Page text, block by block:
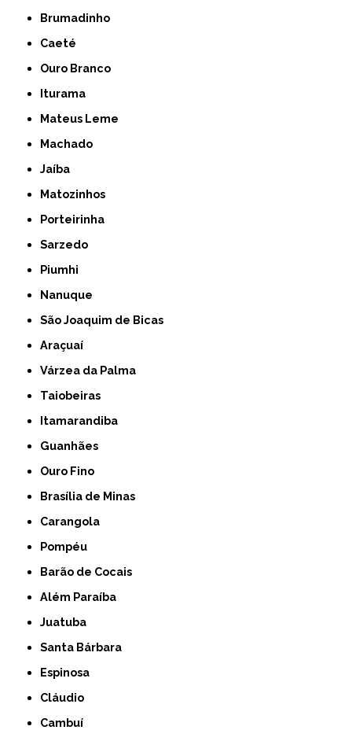
Brumadinho
Caeté
Ouro Branco
Iturama
Mateus Leme
Machado
Jaíba
Matozinhos
Porteirinha
Sarzedo
Piumhi
Nanuque
São Joaquim de Bicas
Araçuaí
Várzea da Palma
Taiobeiras
Itamarandiba
Guanhães
Ouro Fino
Brasília de Minas
Carangola
Pompéu
Barão de Cocais
Além Paraíba
Juatuba
Santa Bárbara
Espinosa
Cláudio
Cambuí